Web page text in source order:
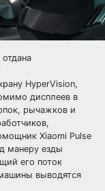
HyperVision,
дисплеев в
рычажков и
Xiaomi Pulse
манеру езды
его поток
выводятся